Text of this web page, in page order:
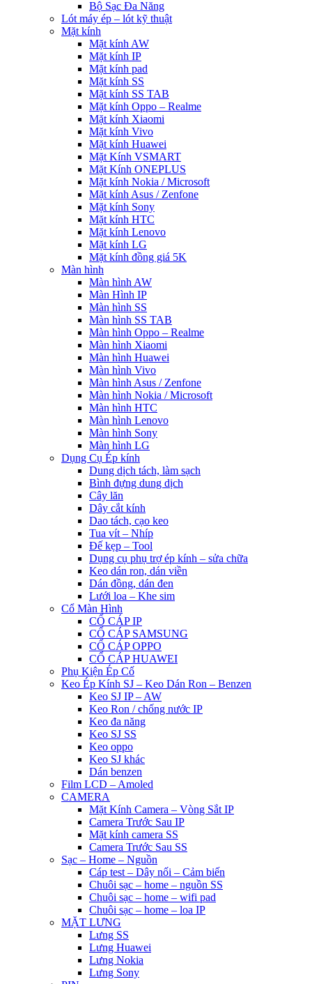
Bộ Sạc Đa Năng
Lót máy ép – lót kỹ thuật
Mặt kính
Mặt kính AW
Mặt kính IP
Mặt kính pad
Mặt kính SS
Mặt kính SS TAB
Mặt kính Oppo – Realme
Mặt kính Xiaomi
Mặt kính Vivo
Mặt kính Huawei
Mặt Kính VSMART
Mặt Kính ONEPLUS
Mặt kính Nokia / Microsoft
Mặt kính Asus / Zenfone
Mặt kính Sony
Mặt kính HTC
Mặt kính Lenovo
Mặt kính LG
Mặt kính đồng giá 5K
Màn hình
Màn hình AW
Màn Hình IP
Màn hình SS
Màn hình SS TAB
Màn hình Oppo – Realme
Màn hình Xiaomi
Màn hình Huawei
Màn hình Vivo
Màn hình Asus / Zenfone
Màn hình Nokia / Microsoft
Màn hình HTC
Màn hình Lenovo
Màn hình Sony
Màn hình LG
Dụng Cụ Ép kính
Dung dịch tách, làm sạch
Bình đựng dung dịch
Cây lăn
Dây cắt kính
Dao tách, cạo keo
Tua vít – Nhíp
Đế kẹp – Tool
Dụng cụ phụ trợ ép kính – sửa chữa
Keo dán ron, dán viền
Dán đồng, dán đen
Lưới loa – Khe sim
Cổ Màn Hình
CỔ CÁP IP
CỔ CÁP SAMSUNG
CỔ CÁP OPPO
CỔ CÁP HUAWEI
Phụ Kiện Ép Cố
Keo Ép Kính SJ – Keo Dán Ron – Benzen
Keo SJ IP – AW
Keo Ron / chống nước IP
Keo đa năng
Keo SJ SS
Keo oppo
Keo SJ khác
Dán benzen
Film LCD – Amoled
CAMERA
Mặt Kính Camera – Vòng Sắt IP
Camera Trước Sau IP
Mặt kính camera SS
Camera Trước Sau SS
Sạc – Home – Nguồn
Cáp test – Dây nối – Cảm biến
Chuôi sạc – home – nguồn SS
Chuôi sạc – home – wifi pad
Chuôi sạc – home – loa IP
MẶT LƯNG
Lưng SS
Lưng Huawei
Lưng Nokia
Lưng Sony